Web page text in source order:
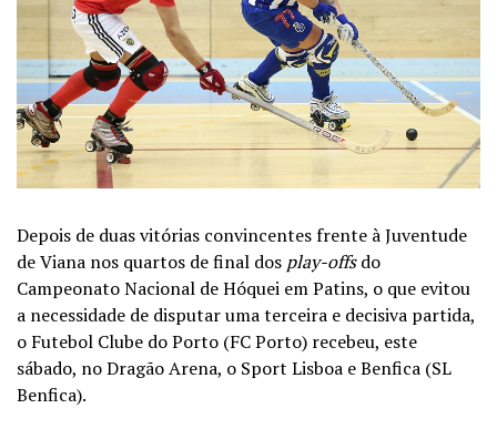
Depois de duas vitórias convincentes frente à Juventude
de Viana nos quartos de final dos play-offsdo
Campeonato Nacional de Hóquei em Patins, o que evitou
a necessidade de disputar uma terceira e decisiva partida,
o Futebol Clube do Porto (FC Porto) recebeu, este
sábado, no Dragão Arena, o Sport Lisboa e Benfica (SL
Benfica).